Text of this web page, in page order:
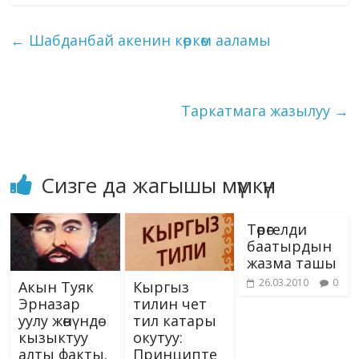
o
o
a
m
dI
n
r er A
p
ni
l et y e
← Шабданбай акенин көркөм ааламы
Таркатмага жазылуу →
Сизге да жагышы мүмкүн
Акын Туяк
Эрназар
уулу жөнүндө
кызыктуу
алты факты.
Кыргыз
тилин чет
тил катары
окутуу:
Принципте
Төрөгелди
баатырдын
жазма ташы
26.03.2010 0